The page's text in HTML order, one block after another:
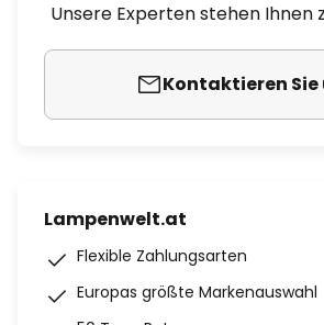
Unsere Experten stehen Ihnen
Kontaktieren Sie
Lampenwelt.at
Flexible Zahlungsarten
Europas größte Markenauswahl